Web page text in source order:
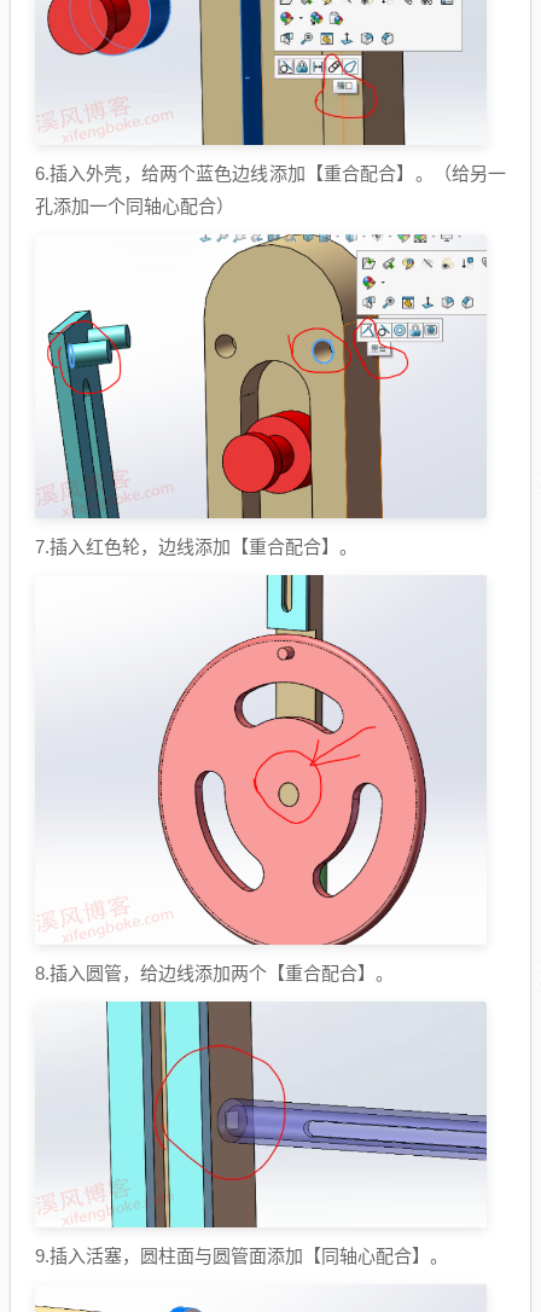
6.插入外壳，给两个蓝色边线添加【重合配合】。（给另一
孔添加一个同轴心配合）
7.插入红色轮，边线添加【重合配合】。
8.插入圆管，给边线添加两个【重合配合】。
9.插入活塞，圆柱面与圆管面添加【同轴心配合】。